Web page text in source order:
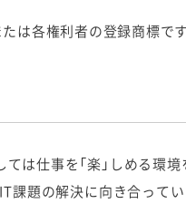
は各権利者の登録商標です
は仕事を「楽」しめる環
IT課題の解決に向き合っ